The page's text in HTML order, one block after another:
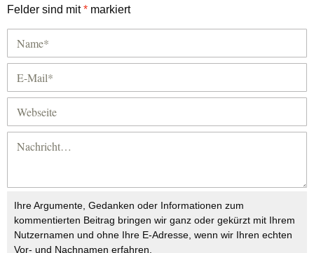
Felder sind mit* markiert
Ihre Argumente, Gedanken oder Informationen zum
kommentierten Beitrag bringen wir ganz oder gekürzt mit Ihrem
Nutzernamen und ohne Ihre E-Adresse, wenn wir Ihren echten
Vor- und Nachnamen erfahren.